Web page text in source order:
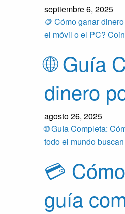
septiembre 6, 2025
🪙 Cómo ganar
el móvil o el PC?
🌐 Guía
dinero
agosto 26, 2025
🌐 Guía Completa:
todo el mundo
💳
guía